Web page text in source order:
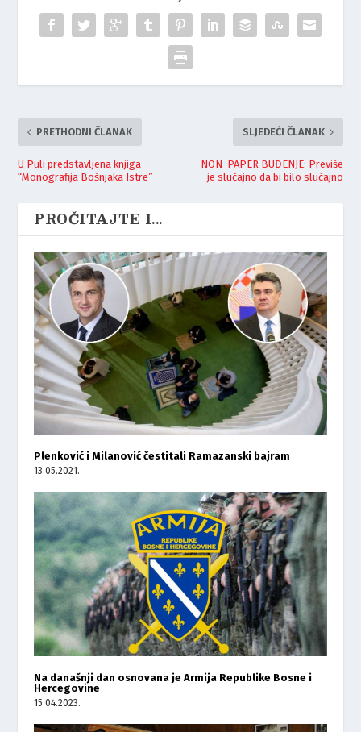
PRETHODNI ČLANAK
U Puli predstavljena knjiga
“Monografija Bošnjaka Istre”
SLJEDEĆI ČLANAK
NON-PAPER BUĐENJE: Previše
je slučajno da bi bilo slučajno
PROČITAJTE I...
Plenković i Milanović čestitali Ramazanski bajram
13.05.2021.
Na današnji dan osnovana je Armija Republike Bosne i
Hercegovine
15.04.2023.